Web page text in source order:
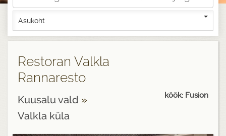
Asukoht
Restoran Valkla
Rannaresto
Kuusalu vald »
Valkla küla
köök: Fusion